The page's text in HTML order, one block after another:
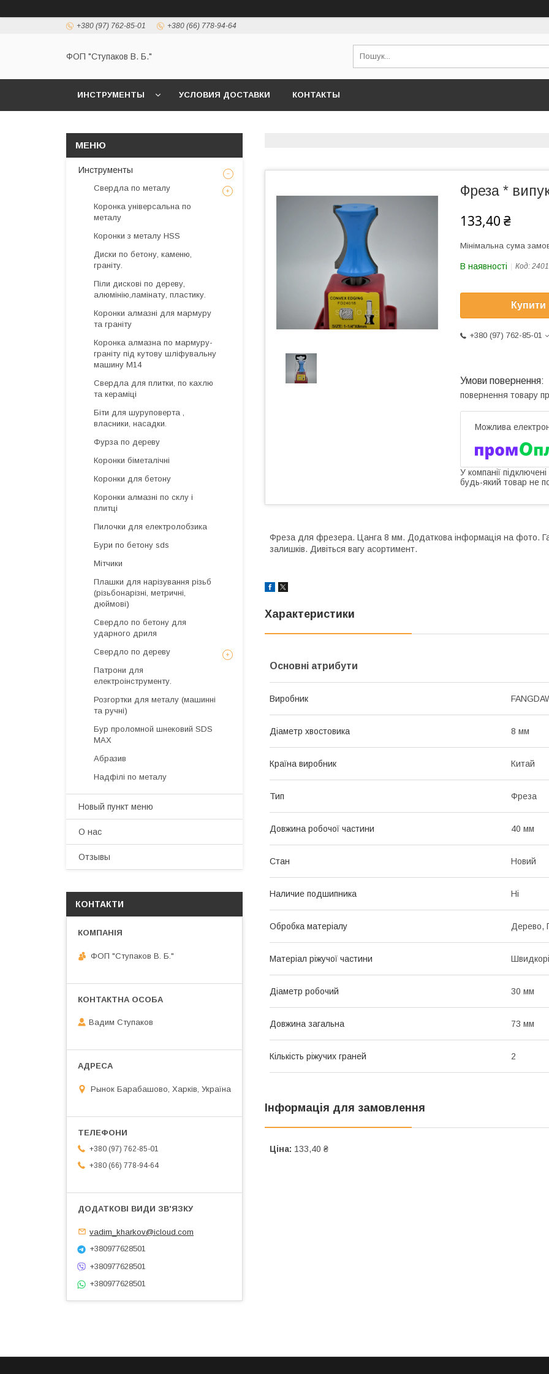
+380 (97) 762-85-01 +380 (66) 778-94-64
ФОП "Ступаков В. Б."
ИНСТРУМЕНТЫ УСЛОВИЯ ДОСТАВКИ КОНТАКТЫ
Фреза *
133,40 ₴
Мінімальна сума
В наявності Код:
Купити
+380 (97) 762-85-01
повернення товару
У компанії
будь-який товар не
Фреза для фрезера. Цанга 8 мм. Додаткова інформація на фото.
залишків. Дивіться вагу асортимент.
Характеристики
Основні атрибути
Виробник
Діаметр хвостовика 8 мм
Країна виробник Китай
Тип Фреза
Довжина робочої частини 40 мм
Стан Новий
Наличие подшипника Ні
Обробка матеріалу
Матеріал ріжучої частини
Діаметр робочий 30 мм
Довжина загальна 73 мм
Кількість ріжучих граней 2
Інформація для замовлення
Ціна: 133,40 ₴
Инструменты
Свердла по металу
Коронка універсальна по
металу
Коронки з металу HSS
Диски по бетону, каменю,
граніту.
Піли дискові по дереву,
алюмінію,ламінату, пластику.
Коронки алмазні для мармуру
та граніту
Коронка алмазна по мармуру-
граніту під кутову шліфувальну
машину М14
Свердла для плитки, по кахлю
та кераміці
Біти для шуруповерта ,
власники, насадки.
Фурза по дереву
Коронки біметалічні
Коронки для бетону
Коронки алмазні по склу і
плитці
Пилочки для електролобзика
Бури по бетону sds
Мітчики
Плашки для нарізування різьб
(різьбонарізні, метричні,
дюймові)
Свердло по бетону для
ударного дриля
Свердло по дереву
Патрони для
електроінструменту.
Розгортки для металу (машинні
та ручні)
Бур проломной шнековий SDS
MAX
Абразив
Надфілі по металу
Новый пункт меню
О нас
Отзывы
КОНТАКТИ
ФОП "Ступаков В. Б."
Вадим Ступаков
Рынок Барабашово, Харків, Україна
+380 (97) 762-85-01
+380 (66) 778-94-64
vadim_kharkov@icloud.com
+380977628501
+380977628501
+380977628501